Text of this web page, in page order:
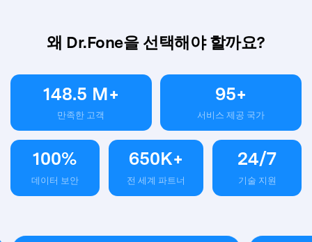
왜 Dr.Fone을 선택해야 할까요?
148.5 M+
만족한 고객
95+
서비스 제공 국가
100%
데이터 보안
650K+
전 세계 파트너
24/7
기술 지원